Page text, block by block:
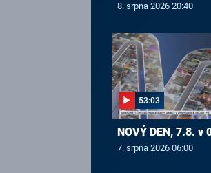
8. srpna 2026 20:40
53:03
NOVÝ DEN, 7.8. v
7. srpna 2026 06:00